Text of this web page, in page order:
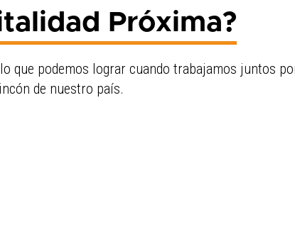
Próxima?
que podemos lograr cuando trabajamos juntos
de nuestro país.